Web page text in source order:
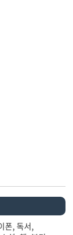
폰 독서